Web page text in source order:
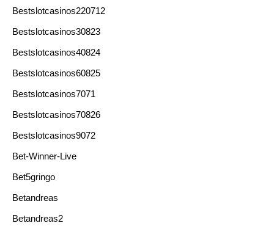
Bestslotcasinos220712
Bestslotcasinos30823
Bestslotcasinos40824
Bestslotcasinos60825
Bestslotcasinos7071
Bestslotcasinos70826
Bestslotcasinos9072
Bet-Winner-Live
Bet5gringo
Betandreas
Betandreas2